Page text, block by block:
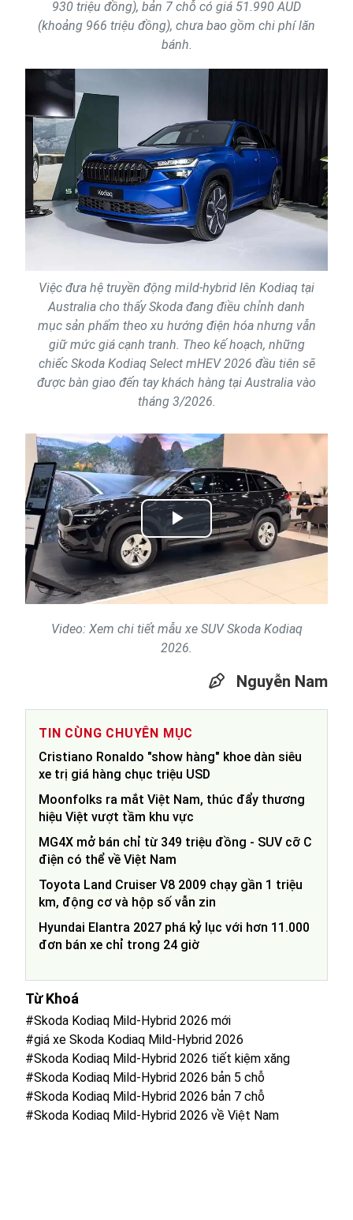
930 triệu đồng), bản 7 chỗ có giá 51.990 AUD
(khoảng 966 triệu đồng), chưa bao gồm chi phí lăn
bánh.
Việc đưa hệ truyền động mild-hybrid lên Kodiaq tại
Australia cho thấy Skoda đang điều chỉnh danh
mục sản phẩm theo xu hướng điện hóa nhưng vẫn
giữ mức giá cạnh tranh. Theo kế hoạch, những
chiếc Skoda Kodiaq Select mHEV 2026 đầu tiên sẽ
được bàn giao đến tay khách hàng tại Australia vào
tháng 3/2026.
Play
Video
Video: Xem chi tiết mẫu xe SUV Skoda Kodiaq
2026.
Nguyễn Nam
TIN CÙNG CHUYÊN MỤC
Cristiano Ronaldo "show hàng" khoe dàn siêu
xe trị giá hàng chục triệu USD
Moonfolks ra mắt Việt Nam, thúc đẩy thương
hiệu Việt vượt tầm khu vực
MG4X mở bán chỉ từ 349 triệu đồng - SUV cỡ C
điện có thể về Việt Nam
Toyota Land Cruiser V8 2009 chạy gần 1 triệu
km, động cơ và hộp số vẫn zin
Hyundai Elantra 2027 phá kỷ lục với hơn 11.000
đơn bán xe chỉ trong 24 giờ
Từ Khoá
#Skoda Kodiaq Mild-Hybrid 2026 mới
#giá xe Skoda Kodiaq Mild-Hybrid 2026
#Skoda Kodiaq Mild-Hybrid 2026 tiết kiệm xăng
#Skoda Kodiaq Mild-Hybrid 2026 bản 5 chỗ
#Skoda Kodiaq Mild-Hybrid 2026 bản 7 chỗ
#Skoda Kodiaq Mild-Hybrid 2026 về Việt Nam